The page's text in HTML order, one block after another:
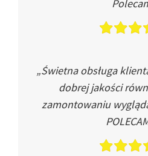
„Świetna obsługa
dobrej jakości
zamontowaniu